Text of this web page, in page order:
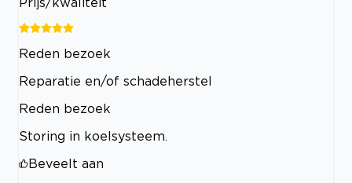
Reden bezoek
Reparatie en/of schadeherstel
Reden bezoek
Storing in koelsysteem.
Beveelt aan